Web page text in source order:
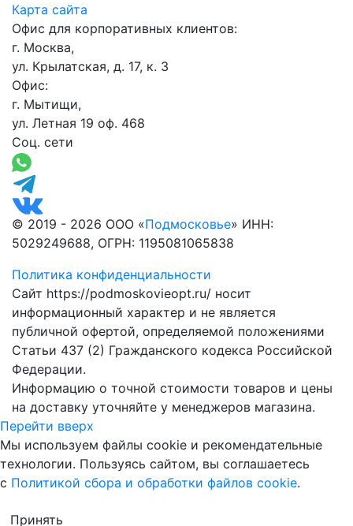
Карта сайта
Офис для корпоративных клиентов:
г. Москва,
ул. Крылатская, д. 17, к. 3
Офис:
г. Мытищи,
ул. Летная 19 оф. 468
Соц. сети
© 2019 - 2026 ООО «Подмосковье» ИНН:
5029249688, ОГРН: 1195081065838
Политика конфиденциальности
Сайт https://podmoskovieopt.ru/ носит
информационный характер и не является
публичной офертой, определяемой положениями
Статьи 437 (2) Гражданского кодекса Российской
Федерации.
Информацию о точной стоимости товаров и цены
на доставку уточняйте у менеджеров магазина.
Перейти вверх
Мы используем файлы cookie и рекомендательные
технологии. Пользуясь сайтом, вы соглашаетесь
с Политикой сбора и обработки файлов cookie.
Принять